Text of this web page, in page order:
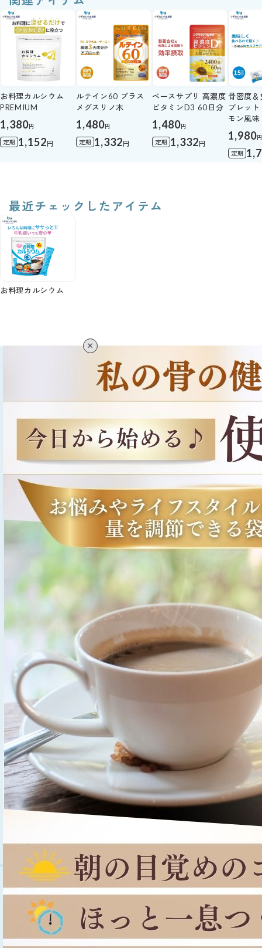
×
お料理カルシウム
PREMIUM
1,380円
定期 1,152円
ルテイン60 プラス
メグスリノ木
1,480円
定期 1,332円
ベースサプリ 高濃度
ビタミンD3 60日分
1,480円
定期 1,332円
骨密度
ブレッ
モン風味
1,980円
定期
最近チェックしたアイテム
お料理カルシウム
お買い物ガイド
はじめてご来店の方に安心してご利
用いただけるよう、弊社や当店のサ
ービスについてご案内しておりま
可能！
送料は全国一律550円。商品代金合
計が5,000円以上の場合は送料無料
となります。
返品交換について
商品到着後8日以内に問い合わせフ
ォームからご連絡ください。
詳細はこちら
お支払い方法
クレジットカード、コンビニ後払い
（届いてから払い）からお選びいた
だけます。
よくある質問
よくいただくご質問をまとめており
ます。お問い合わせの前にぜひご確
認ください。
ショップ限定特典
当店のご利用に際しては会員登録が
必須です。ポイントやイベント・キ
ャンペーンへのご招待など、会員メ
リットは盛りだくさん♪
詳細はこちら
商品一覧
お知らせ一覧
ご利用ガイド
よくある質問
お問い合わせ
メールマガジン登録